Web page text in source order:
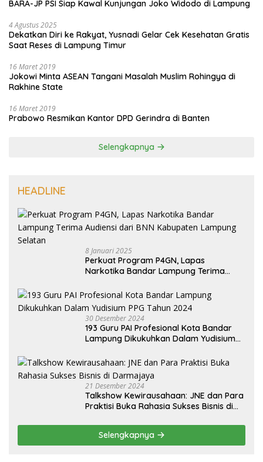
BARA-JP PSI Siap Kawal Kunjungan Joko Widodo di Lampung
4 Agustus 2025
Dekatkan Diri ke Rakyat, Yusnadi Gelar Cek Kesehatan Gratis
Saat Reses di Lampung Timur
16 Maret 2019
Jokowi Minta ASEAN Tangani Masalah Muslim Rohingya di
Rakhine State
16 Maret 2019
Prabowo Resmikan Kantor DPD Gerindra di Banten
Selengkapnya
HEADLINE
8 Januari 2025
Perkuat Program P4GN, Lapas
Narkotika Bandar Lampung Terima
Selatan
30 Desember 2024
193 Guru PAI Profesional Kota Bandar
Lampung Dikukuhkan Dalam Yudisium
21 Desember 2024
Talkshow Kewirausahaan: JNE dan Para
Praktisi Buka Rahasia Sukses Bisnis di
Selengkapnya